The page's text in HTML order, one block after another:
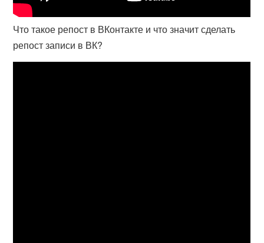
Что такое репост в ВКонтакте и что значит сделать
репост записи в ВК?